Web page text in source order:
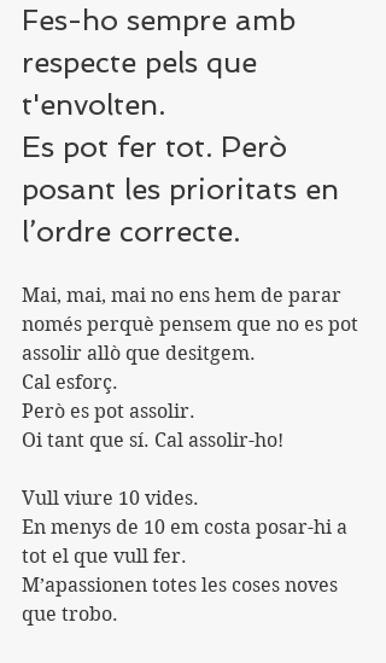
Fes-ho sempre amb
respecte pels que
t'envolten.
Es pot fer tot. Però
posant les prioritats en
l’ordre correcte.
Mai, mai, mai no ens hem de parar
només perquè pensem que no es pot
assolir allò que desitgem.
Cal esforç.
Però es pot assolir.
Oi tant que sí. Cal assolir-ho!
Vull viure 10 vides.
En menys de 10 em costa posar-hi a
tot el que vull fer.
M’apassionen totes les coses noves
que trobo.